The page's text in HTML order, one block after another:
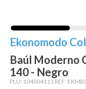
Ekonomodo
Baúl Moderno
140 - Negro
PLU: 104004111 REF: